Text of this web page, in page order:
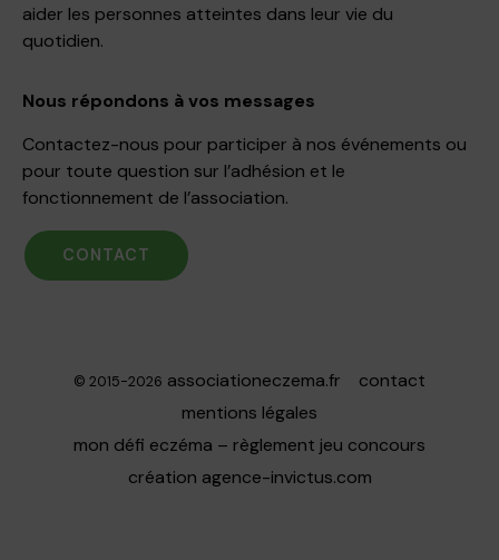
aider les personnes atteintes dans leur vie du
quotidien.
Nous répondons à vos messages
Contactez-nous pour participer à nos événements ou
pour toute question sur l’adhésion et le
fonctionnement de l’association.
CONTACT
© 2015-2026 associationeczema.fr
contact
mentions légales
mon défi eczéma – règlement jeu concours
création agence-invictus.com